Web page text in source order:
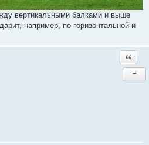
вертикальными балками и выше
например, по горизонтальной и
−